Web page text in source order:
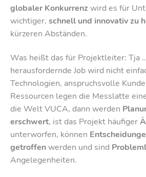
globaler Konkurrenz wird es für
wichtiger, schnell und innovativ zu
kürzeren Abständen.
Was heißt das für Projektleiter: Tja
herausfordernde Job wird nicht
Technologien, anspruchsvolle
Ressourcen legen die Messlatte
die Welt VUCA, dann werden
erschwert, ist das Projekt häufiger
unterworfen, können
getroffenwerden und sind
Angelegenheiten.